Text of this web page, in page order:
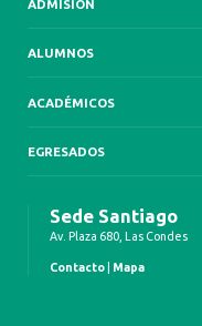
ADMISIÓN
ALUMNOS
ACADÉMICOS
EGRESADOS
Sede Santiago
Av. Plaza 680, Las Condes
Contacto Mapa